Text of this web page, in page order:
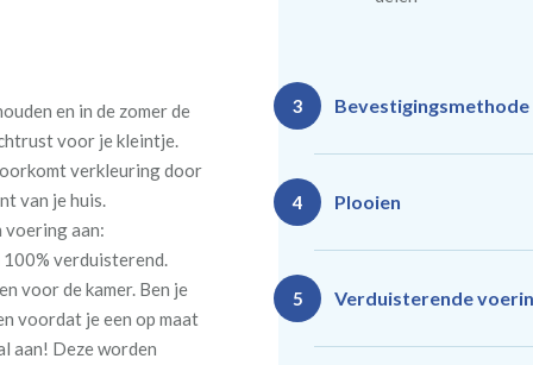
en in de zomer de
voor je kleintje.
verkleuring door
van je huis.
aan:
verduisterend.
voor de kamer. Ben je
voordat je een op maat
aan! Deze worden
3 Bevestigingsmethode
Rails
4 Plooien
5 Verduisterende